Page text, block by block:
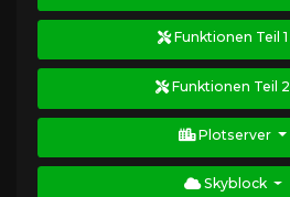
Funktionen Teil 1
Funktionen Teil 2
Plotserver
Skyblock